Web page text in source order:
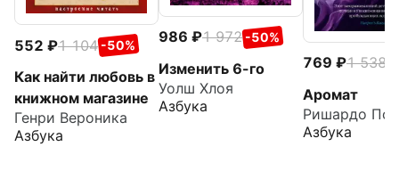
552 1 104 -50%
Как найти любовь в
книжном магазине
Генри Вероника
Азбука
986 1 972 -50%
Изменить 6-го
Уолш Хлоя
Азбука
769 1 538
Аромат
Ришардо
Азбука